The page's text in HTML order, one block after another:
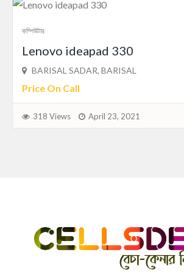
কম্পিউটার
Lenovo ideapad 330
BARISAL SADAR, BARISAL
Price On Call
318 Views April 23, 2021